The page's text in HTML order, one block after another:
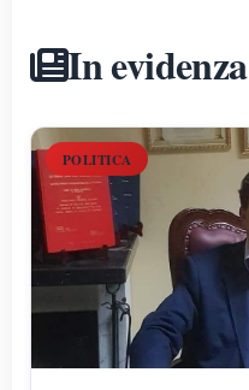
In evidenza
POLITICA